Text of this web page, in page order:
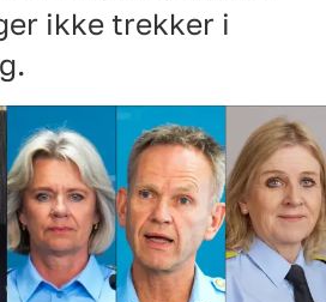
ikke trekker i